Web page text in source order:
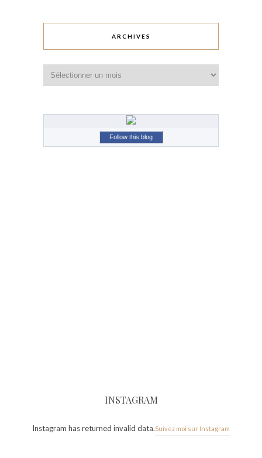
ARCHIVES
Follow this blog
INSTAGRAM
Instagram has returned invalid data.Suivez moi sur Instagram